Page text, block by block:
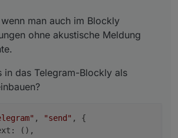
man auch im Blockly
ohne akustische Meldung
in das Telegram-Blockly als
, "send" , {
(),